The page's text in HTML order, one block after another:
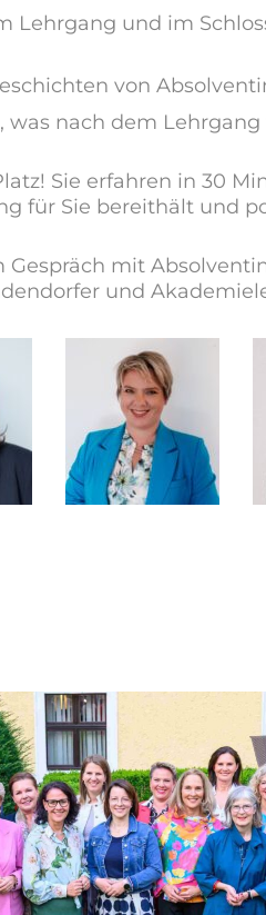
Lehrgang und im
von
was nach dem
Sie erfahren in 30
für Sie bereithält und
Gespräch mit
und